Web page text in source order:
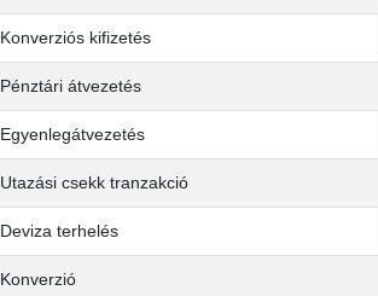
Konverziós kifizetés
Pénztári átvezetés
Egyenlegátvezetés
Utazási csekk tranzakció
Deviza terhelés
Konverzió